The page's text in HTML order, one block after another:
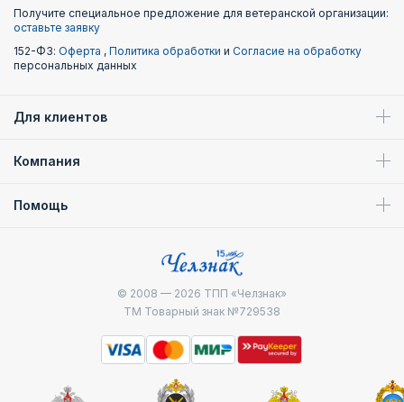
Получите специальное предложение для ветеранской организации:
оставьте заявку
152-ФЗ: Оферта , Политика обработки и Согласие на обработку
персональных данных
Для клиентов
Компания
Помощь
© 2008 — 2026 ТПП «Челзнак»
ТМ Товарный знак №729538